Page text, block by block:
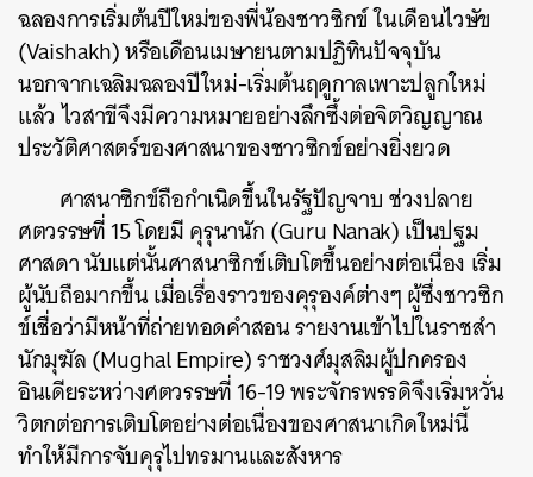
ฉลองการเริ่มต้นปีใหม่ของพี่น้องชาวซิกข์ ในเดือนไวษัข
(Vaishakh) หรือเดือนเมษายนตามปฏิทินปัจจุบัน
นอกจากเฉลิมฉลองปีใหม่-เริ่มต้นฤดูกาลเพาะปลูกใหม่
แล้ว ไวสาขีจึงมีความหมายอย่างลึกซึ้งต่อจิตวิญญาณ
ประวัติศาสตร์ของศาสนาของชาวซิกข์อย่างยิ่งยวด
ศาสนาซิกข์ถือกำเนิดขึ้นในรัฐปัญจาบ ช่วงปลาย
ศตวรรษที่ 15 โดยมี คุรุนานัก (Guru Nanak) เป็นปฐม
ศาสดา นับแต่นั้นศาสนาซิกข์เติบโตขึ้นอย่างต่อเนื่อง เริ่ม
ผู้นับถือมากขึ้น เมื่อเรื่องราวของคุรุองค์ต่างๆ ผู้ซึ่งชาวซิก
ข์เชื่อว่ามีหน้าที่ถ่ายทอดคำสอน รายงานเข้าไปในราชสำ
นักมุฆัล (Mughal Empire) ราชวงศ์มุสลิมผู้ปกครอง
อินเดียระหว่างศตวรรษที่ 16-19 พระจักรพรรดิจึงเริ่มหวั่น
วิตกต่อการเติบโตอย่างต่อเนื่องของศาสนาเกิดใหม่นี้
ทำให้มีการจับคุรุไปทรมานและสังหาร